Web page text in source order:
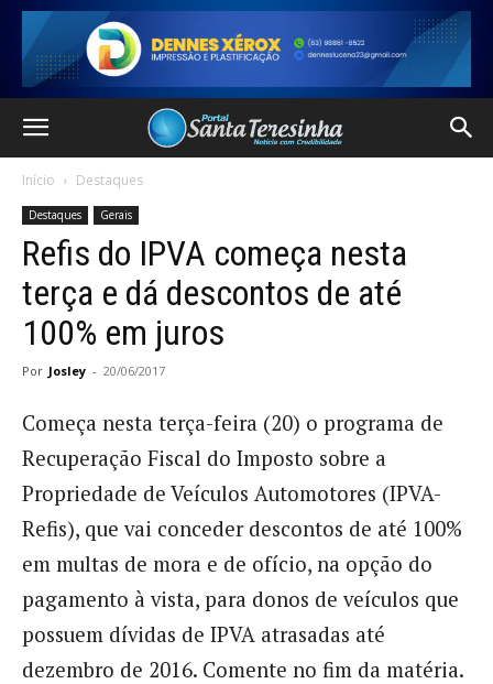
Início Destaques
Destaques Gerais
Refis do IPVA começa nesta
terça e dá descontos de até
100% em juros
Por Josley - 20/06/2017
Começa nesta terça-feira (20) o programa de
Recuperação Fiscal do Imposto sobre a
Propriedade de Veículos Automotores (IPVA-
Refis), que vai conceder descontos de até 100%
em multas de mora e de ofício, na opção do
pagamento à vista, para donos de veículos que
possuem dívidas de IPVA atrasadas até
dezembro de 2016. Comente no fim da matéria.